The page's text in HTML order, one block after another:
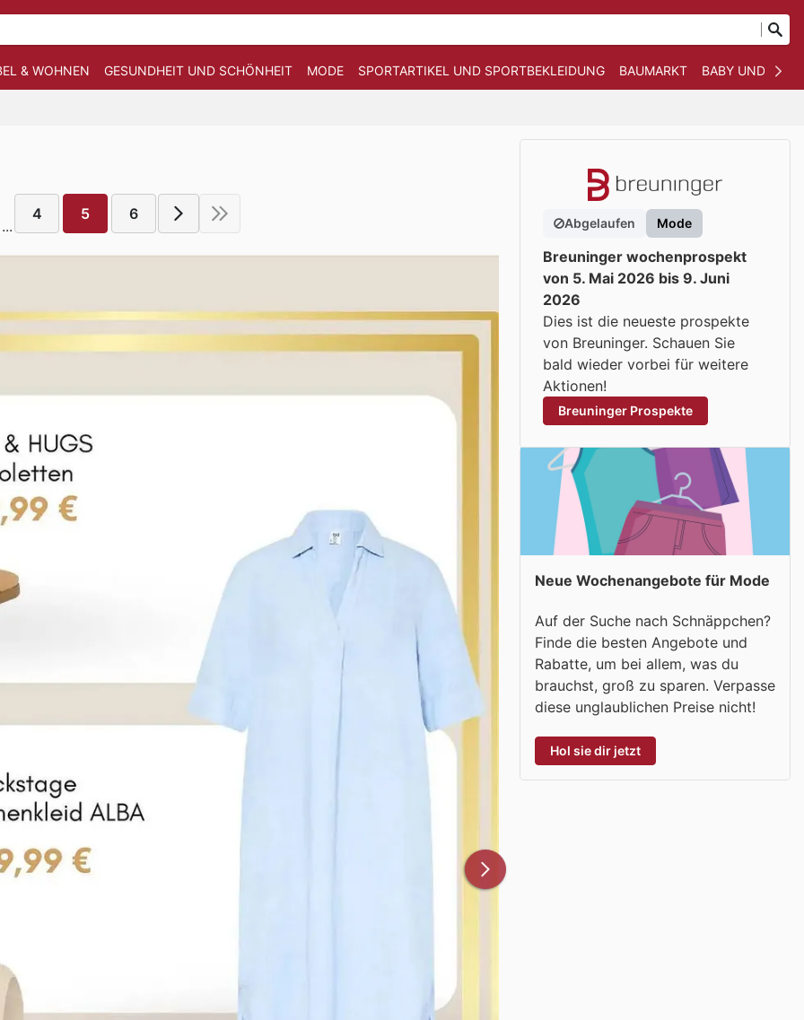
& WOHNEN GESUNDHEIT UND SCHÖNHEIT MODE SPORTARTIKEL UND SPORTBEKLEIDUNG BAUMARKT BABY UND KIND
...
4 5 6
Abgelaufen Mode
Breuninger wochenprospekt
von 5. Mai 2026 bis 9. Juni
2026
Dies ist die neueste prospekte
von Breuninger. Schauen Sie
bald wieder vorbei für weitere
Aktionen!
Breuninger Prospekte
Neue Wochenangebote für Mode
Auf der Suche nach Schnäppchen?
Finde die besten Angebote und
Rabatte, um bei allem, was du
brauchst, groß zu sparen. Verpasse
diese unglaublichen Preise nicht!
Hol sie dir jetzt